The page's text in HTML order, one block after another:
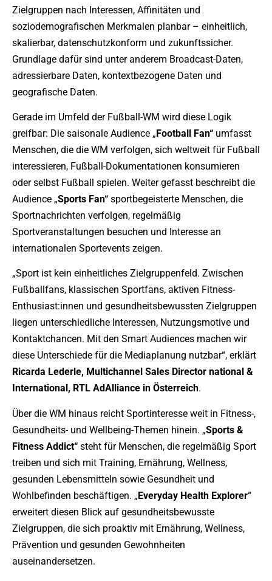
Zielgruppen nach Interessen, Affinitäten und
soziodemografischen Merkmalen planbar – einheitlich,
skalierbar, datenschutzkonform und zukunftssicher.
Grundlage dafür sind unter anderem Broadcast-Daten,
adressierbare Daten, kontextbezogene Daten und
geografische Daten.
Gerade im Umfeld der Fußball-WM wird diese Logik
greifbar: Die saisonale Audience „Football Fan“ umfasst
Menschen, die die WM verfolgen, sich weltweit für Fußball
interessieren, Fußball-Dokumentationen konsumieren
oder selbst Fußball spielen. Weiter gefasst beschreibt die
Audience „Sports Fan“ sportbegeisterte Menschen, die
Sportnachrichten verfolgen, regelmäßig
Sportveranstaltungen besuchen und Interesse an
internationalen Sportevents zeigen.
„Sport ist kein einheitliches Zielgruppenfeld. Zwischen
Fußballfans, klassischen Sportfans, aktiven Fitness-
Enthusiast:innen und gesundheitsbewussten Zielgruppen
liegen unterschiedliche Interessen, Nutzungsmotive und
Kontaktchancen. Mit den Smart Audiences machen wir
diese Unterschiede für die Mediaplanung nutzbar“, erklärt
Ricarda Lederle, Multichannel Sales Director national &
International, RTL AdAlliance in Österreich.
Über die WM hinaus reicht Sportinteresse weit in Fitness-,
Gesundheits- und Wellbeing-Themen hinein. „Sports &
Fitness Addict“ steht für Menschen, die regelmäßig Sport
treiben und sich mit Training, Ernährung, Wellness,
gesunden Lebensmitteln sowie Gesundheit und
Wohlbefinden beschäftigen. „Everyday Health Explorer“
erweitert diesen Blick auf gesundheitsbewusste
Zielgruppen, die sich proaktiv mit Ernährung, Wellness,
Prävention und gesunden Gewohnheiten
auseinandersetzen.